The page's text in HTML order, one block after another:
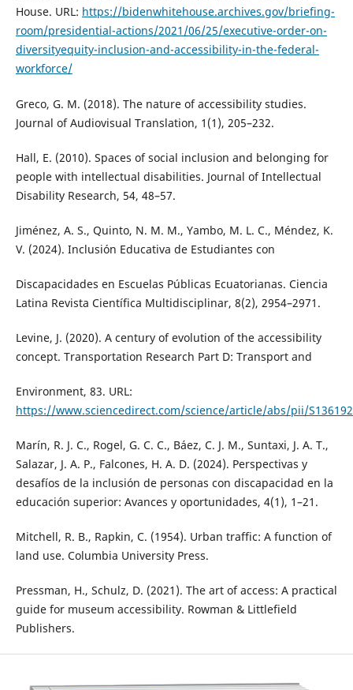
House. URL: https://bidenwhitehouse.archives.gov/briefing-
room/presidential-actions/2021/06/25/executive-order-on-
diversityequity-inclusion-and-accessibility-in-the-federal-
workforce/
Greco, G. M. (2018). The nature of accessibility studies.
Journal of Audiovisual Translation, 1(1), 205–232.
Hall, E. (2010). Spaces of social inclusion and belonging for
people with intellectual disabilities. Journal of Intellectual
Disability Research, 54, 48–57.
Jiménez, A. S., Quinto, N. M. M., Yambo, M. L. C., Méndez, K.
V. (2024). Inclusión Educativa de Estudiantes con
Discapacidades en Escuelas Públicas Ecuatorianas. Ciencia
Latina Revista Científica Multidisciplinar, 8(2), 2954–2971.
Levine, J. (2020). A century of evolution of the accessibility
concept. Transportation Research Part D: Transport and
Environment, 83. URL:
https://www.sciencedirect.com/science/article/abs/pii/
Marín, R. J. C., Rogel, G. C. C., Báez, C. J. M., Suntaxi, J. A. T.,
Salazar, J. A. P., Falcones, H. A. D. (2024). Perspectivas y
desafíos de la inclusión de personas con discapacidad en la
educación superior: Avances y oportunidades, 4(1), 1–21.
Mitchell, R. B., Rapkin, C. (1954). Urban traffic: A function of
land use. Columbia University Press.
Pressman, H., Schulz, D. (2021). The art of access: A practical
guide for museum accessibility. Rowman & Littlefield
Publishers.